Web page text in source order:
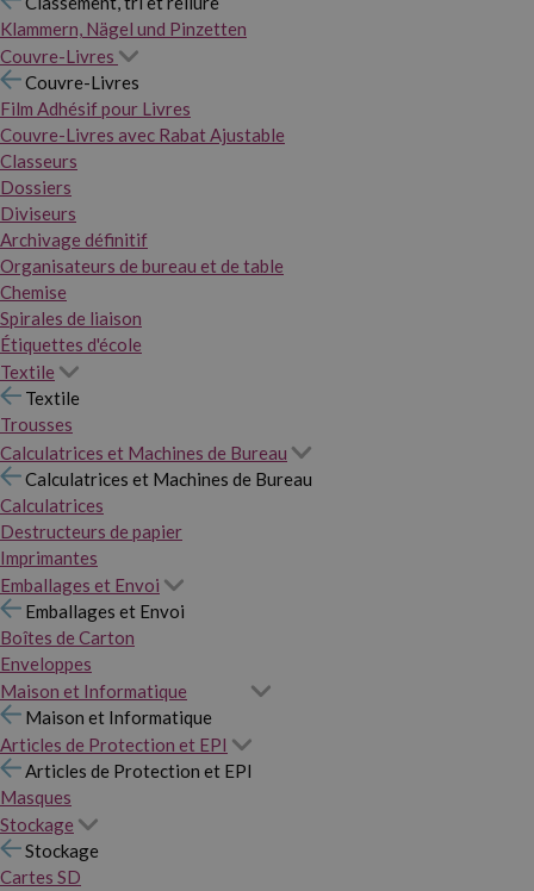
Klammern, Nägel und Pinzetten
Couvre-Livres
Couvre-Livres
Film Adhésif pour Livres
Couvre-Livres avec Rabat Ajustable
Classeurs
Dossiers
Diviseurs
Archivage définitif
Organisateurs de bureau et de table
Chemise
Spirales de liaison
Étiquettes d'école
Textile
Textile
Trousses
Calculatrices et Machines de Bureau
Calculatrices et Machines de Bureau
Calculatrices
Destructeurs de papier
Imprimantes
Emballages et Envoi
Emballages et Envoi
Boîtes de Carton
Enveloppes
Maison et Informatique
Maison et Informatique
Articles de Protection et EPI
Articles de Protection et EPI
Masques
Stockage
Stockage
Cartes SD